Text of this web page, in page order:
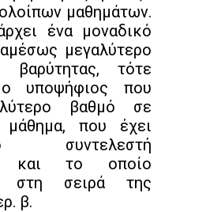
μαθημάτων.
ένα μοναδικό
μεγαλύτερο
βαρύτητας, τότε
ο υποψήφιος που
βαθμό σε
μάθημα, που έχει
συντελεστή
και το οποίο
στη σειρά της
β.